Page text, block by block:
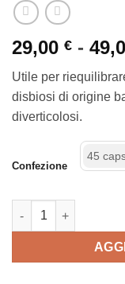
29,00 € -
Utile per
disbiosi di origine
diverticolosi.
Confezione
45
Candex quantità